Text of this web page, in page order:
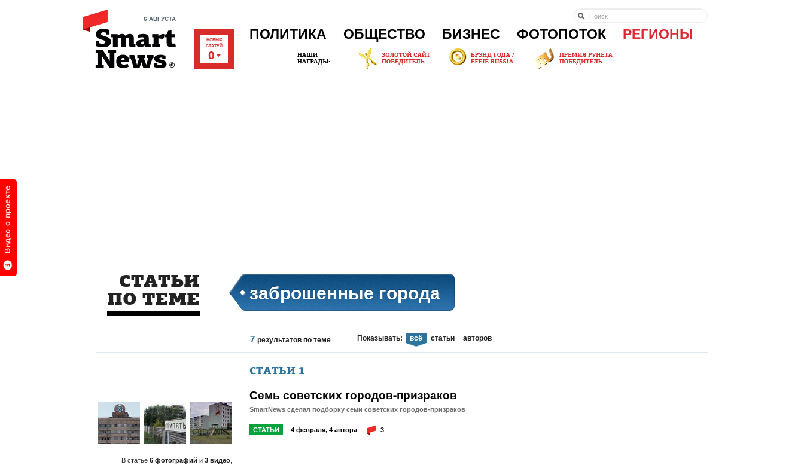
6 АВГУСТА
НОВЫХ
СТАТЕЙ
0
ПОЛИТИКА ОБЩЕСТВО БИЗНЕС ФОТОПОТОК РЕГИОНЫ
СТАТЬИ
ПО ТЕМЕ
заброшенные города
7 результатов по теме Показывать: всё статьи авторов
СТАТЬИ 1
В статье 6 фотографий и 3 видео
Семь советских городов-призраков
SmartNews сделал подборку семи советских городов-призраков
СТАТЬИ 4 февраля, 4 автора 3